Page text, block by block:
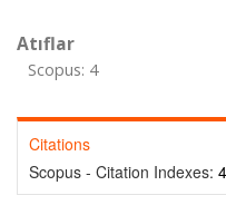
Atıflar
Scopus: 4
Citations
Scopus - Citation Indexes: 4